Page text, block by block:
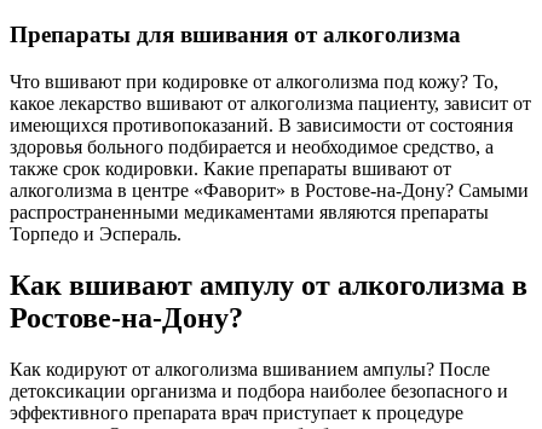
Препараты для вшивания от алкоголизма
Что вшивают при кодировке от алкоголизма под кожу? То,
какое лекарство вшивают от алкоголизма пациенту, зависит от
имеющихся противопоказаний. В зависимости от состояния
здоровья больного подбирается и необходимое средство, а
также срок кодировки. Какие препараты вшивают от
алкоголизма в центре «Фаворит» в Ростове-на-Дону? Самыми
распространенными медикаментами являются препараты
Торпедо и Эспераль.
Как вшивают ампулу от алкоголизма в
Ростове-на-Дону?
Как кодируют от алкоголизма вшиванием ампулы? После
детоксикации организма и подбора наиболее безопасного и
эффективного препарата врач приступает к процедуре